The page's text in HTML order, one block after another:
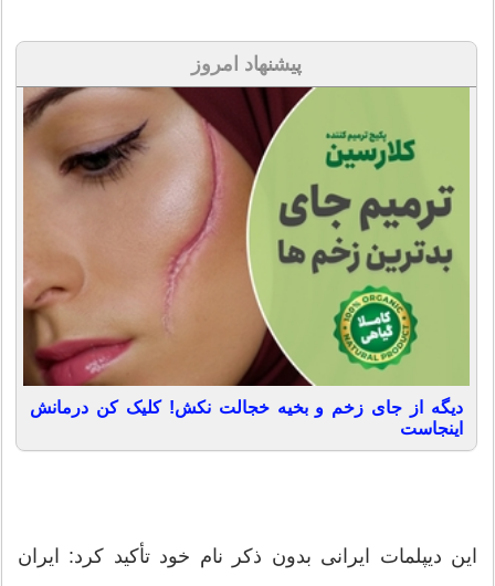
پیشنهاد امروز
دیگه از جای زخم و بخیه خجالت نکش! کلیک کن درمانش
اینجاست
این دیپلمات ایرانی بدون ذکر نام خود تأکید کرد: ایران